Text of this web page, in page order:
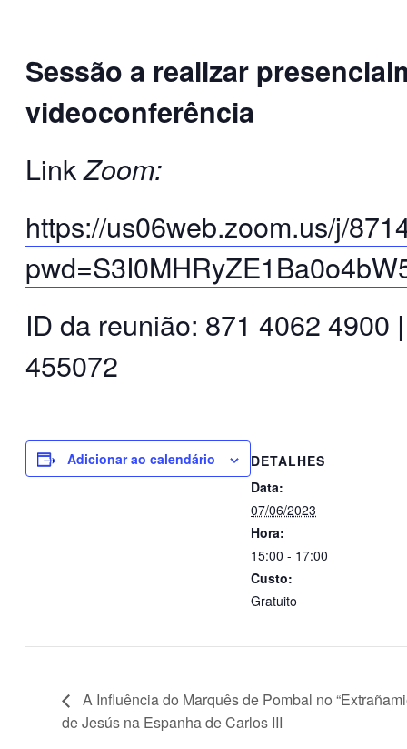
Sessão a realizar
videoconferência
LinkZoom:
https://us06web.zoom.us/j/
ID da reunião: 871 4062 4900
455072
Adicionar ao calendário
DETALHES
Data:
07/06/2023
Hora:
15:00 - 17:00
Custo:
Gratuito
A Influência do Marquês de Pombal no
de Jesús na Espanha de Carlos III